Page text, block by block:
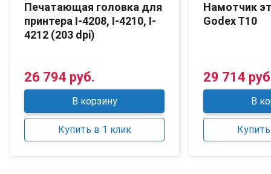
Печатающая головка для
принтера I-4208, I-4210, I-
4212 (203 dpi)
26 794 руб.
В корзину
Купить в 1 клик
Намотчик
Godex T10
29 714
В